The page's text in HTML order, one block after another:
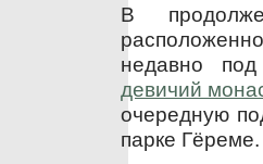
В
недавно
девичий
очередную
парке Гёреме.